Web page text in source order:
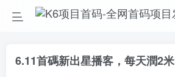
6.11首碼新出星播客，每天潤2米